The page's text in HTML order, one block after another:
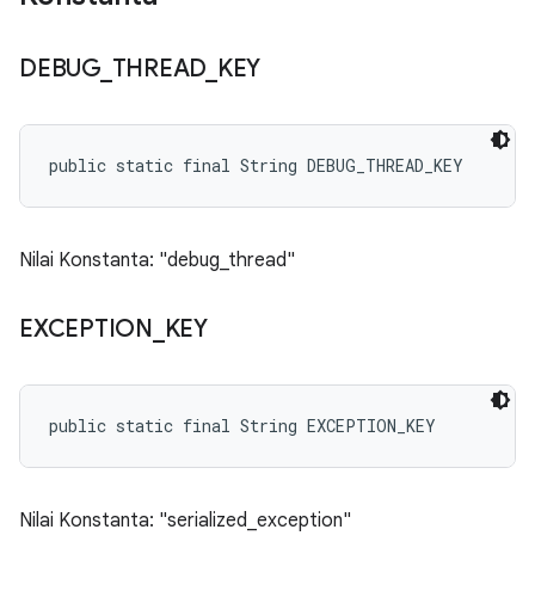
DEBUG_ THREAD KEY
public static final String DEBUG_THREAD_KEY
Nilai Konstanta: "debug_thread"
EXCEPTION KEY
public static final String EXCEPTION_KEY
Nilai Konstanta: "serialized_exception"